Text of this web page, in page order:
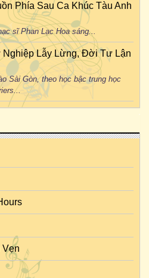
Phía Sau Ca Khúc Tàu Anh
sĩ Phan Lạc Hoa sáng...
Nghiệp Lẫy Lừng, Đời Tư Lận
Sài Gòn, theo học bậc trung học